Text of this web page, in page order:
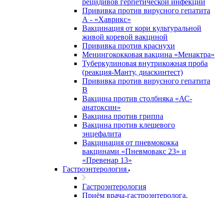
рецидивов герпетической инфекции
Прививка против вирусного гепатита
А - «Хаврикс»
Вакцинация от кори культуральной
живой коревой вакциной
Прививка против краснухи
Менингококковая вакцина «Менактра»
Туберкулиновая внутрикожная проба
(реакция-Манту, диаскинтест)
Прививка против вирусного гепатита
В
Вакцина против столбняка «АС-
анатоксин»
Вакцина против гриппа
Вакцина против клещевого
энцефалита
Вакцинация от пневмококка
вакцинами «Пневмовакс 23» и
«Превенар 13»
Гастроэнтерология
Гастроэнтерология
Приём врача-гастроэнтеролога,